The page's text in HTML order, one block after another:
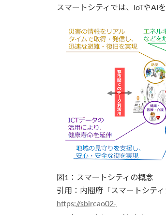
スマートシティでは、IoTやAI
図1：スマートシティの概念
引用：内閣府「スマートシテ
https://sbircao02-